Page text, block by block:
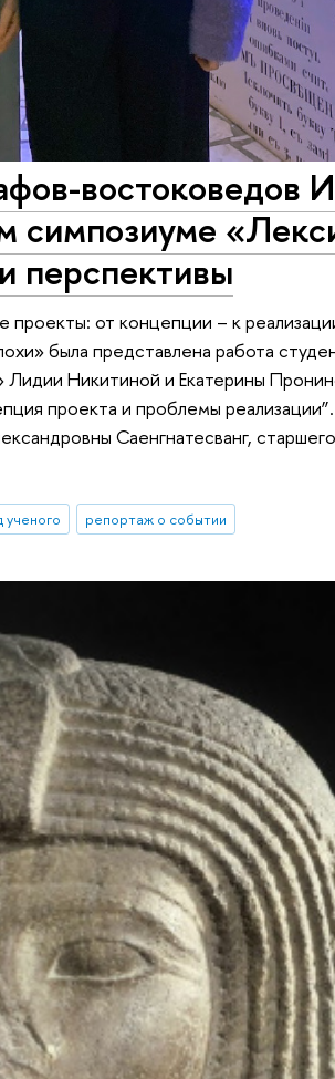
востоковедов
перспективы
от концепции – к
была представлена работа
Никитиной и Екатерины
проекта и проблемы
Саенгнатесванг,
ученого репортаж о событии